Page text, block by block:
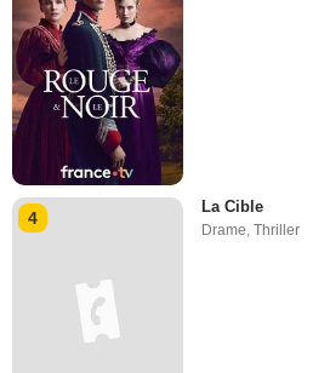
4
La Cible
Drame,Thriller